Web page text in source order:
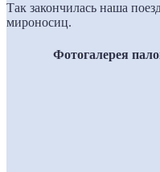
Так закончилась наша
мироносиц.
Фотогалерея